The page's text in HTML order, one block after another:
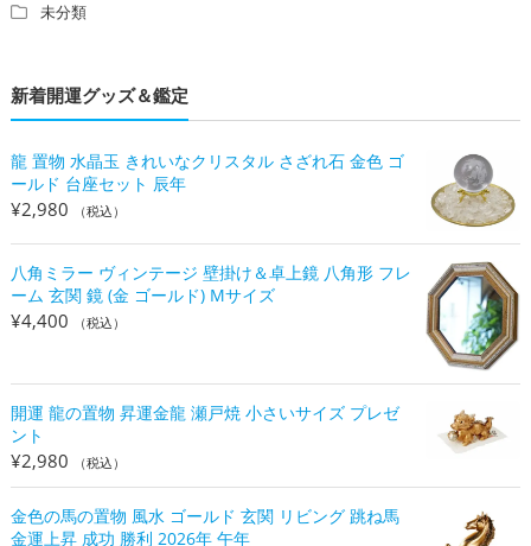
未分類
新着開運グッズ＆鑑定
龍 置物 水晶玉 きれいなクリスタル さざれ石 金色 ゴ
ールド 台座セット 辰年
¥2,980 （税込）
八角ミラー ヴィンテージ 壁掛け＆卓上鏡 八角形 フレ
ーム 玄関 鏡 (金 ゴールド) Mサイズ
¥4,400 （税込）
開運 龍の置物 昇運金龍 瀬戸焼 小さいサイズ プレゼ
ント
¥2,980 （税込）
金色の馬の置物 風水 ゴールド 玄関 リビング 跳ね馬
金運上昇 成功 勝利 2026年 午年